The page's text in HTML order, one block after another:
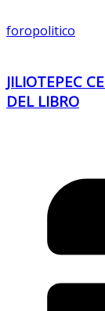
foropolitico
JILIOTEPEC
DEL LIBRO